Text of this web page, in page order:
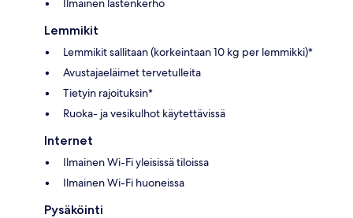
Ilmainen lastenkerho
Lemmikit
Lemmikit sallitaan (korkeintaan 10 kg per lemmikki)*
Avustajaeläimet tervetulleita
Tietyin rajoituksin*
Ruoka- ja vesikulhot käytettävissä
Internet
Ilmainen Wi-Fi yleisissä tiloissa
Ilmainen Wi-Fi huoneissa
Pysäköinti